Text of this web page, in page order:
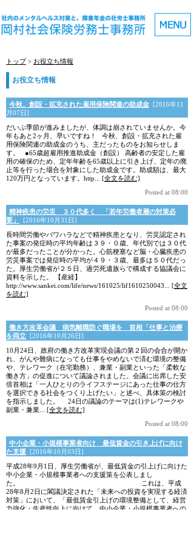
トップ> お役立ち情報
お役立ち情報
今秋、創設・拡充された雇用保険関連の助成金
[2016年11
月07日]
だいぶ季節が進みましたが、体調は崩されていませんか。今
年もあと2ヶ月、早いですね！ 今秋、創設・拡充された雇
用保険関連の助成金のうち、主だったものをお知らせしま
す。 ●65歳超雇用推進助成金（創設） 高齢者の安定した雇
用の確保のため、定年年齢を65歳以上に引き上げ、定年の廃
止等を行った場合を対象にした助成金です。助成額は、最大
120万円となっています。http... [全文を読む]
Posted at 08:00
精神疾患の労災 ３０代多く 「若年労働者層の対策必
要」
[2016年10月31日]
長時間労働やパワハラなどで精神疾患となり、労災認定され
た事案の発症時の平均年齢は３９・０歳、年代別では３０代
が最多だったことが分かった。心筋梗塞など脳・心臓疾患の
労災事案では発症時の平均が４９・３歳、最多は５０代だっ
た。厚生労働省が２５日、過労死遺族らで構成する協議会に
資料を示した。 【産経】
http://www.sankei.com/life/news/161025/lif1610250043... [全文
を読む]
Posted at 08:00
働き方改革会議 病気離職防ぐ職場を 首相「仕事と治療
を両立
[2016年10月26日]
10月24日、政府の働き方改革実現会議の第２回の会合が開か
れ、がんや難病になっても仕事をやめないで済む環境の整備
や、テレワーク（在宅勤務）、兼業・副業といった「柔軟な
働き方」の促進について議論されました。会議に出席した安
倍首相は「一人ひとりのライフステージにあった仕事の仕方
を選択できる社会をつくり上げたい」と述べ、具体策の検討
を指示しました。 24日の議論のテーマは(1)テレワークや
副業・兼業... [全文を読む]
Posted at 08:00
中小企業・小規模事業者向け 最低賃金の引き上げに向け
た支援
[2016年10月03日]
平成28年9月1日、厚生労働省が、最低賃金の引上げに向けた
中小企業・小規模事業者への支援策を公表しまし
た。 これは、平成
28年8月2日に閣議決定された「未来への投資を実現する経済
対策」において、「最低賃金引上げの環境整備として、経営
力強化・生産性向上に向けて、中小企業・小規模事業者への